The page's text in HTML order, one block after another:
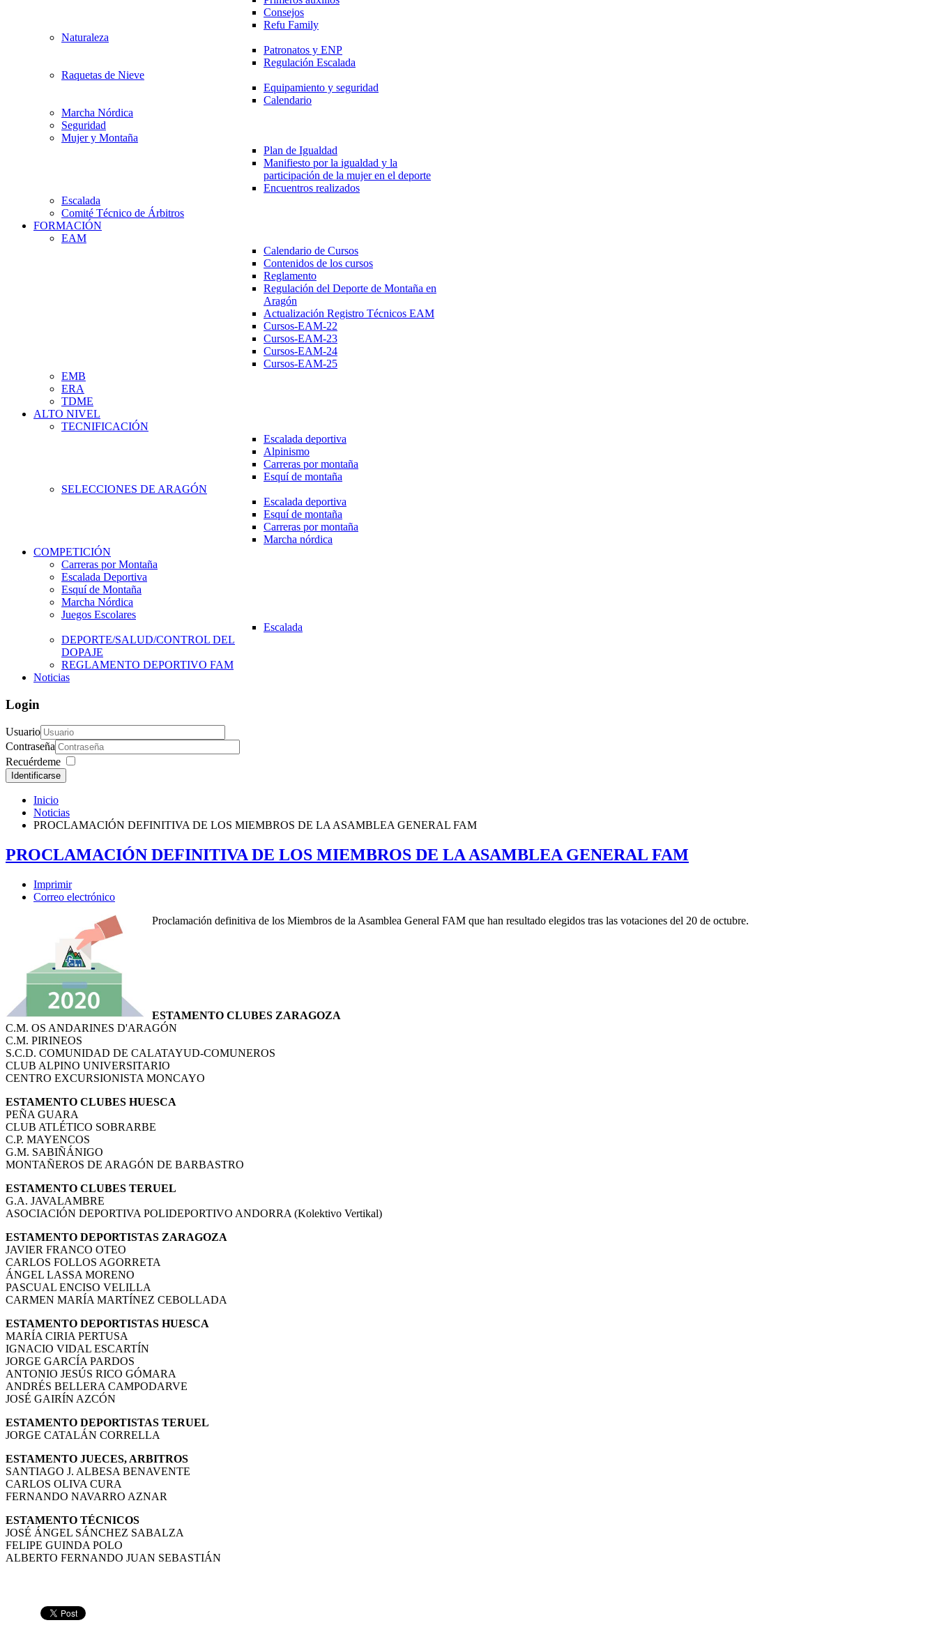
Consejos
Refu Family
Naturaleza
Patronatos y ENP
Regulación Escalada
Raquetas de Nieve
Equipamiento y seguridad
Calendario
Marcha Nórdica
Seguridad
Mujer y Montaña
Plan de Igualdad
Manifiesto por la igualdad y la
participación de la mujer en el deporte
Encuentros realizados
Escalada
Comité Técnico de Árbitros
FORMACIÓN
EAM
Calendario de Cursos
Contenidos de los cursos
Reglamento
Regulación del Deporte de Montaña en
Aragón
Actualización Registro Técnicos EAM
Cursos-EAM-22
Cursos-EAM-23
Cursos-EAM-24
Cursos-EAM-25
EMB
ERA
TDME
ALTO NIVEL
TECNIFICACIÓN
Escalada deportiva
Alpinismo
Carreras por montaña
Esquí de montaña
SELECCIONES DE ARAGÓN
Escalada deportiva
Esquí de montaña
Carreras por montaña
Marcha nórdica
COMPETICIÓN
Carreras por Montaña
Escalada Deportiva
Esquí de Montaña
Marcha Nórdica
Juegos Escolares
Escalada
DEPORTE/SALUD/CONTROL DEL
DOPAJE
REGLAMENTO DEPORTIVO FAM
Noticias
Login
Usuario
Contraseña
Recuérdeme
Identificarse
Inicio
Noticias
PROCLAMACIÓN DEFINITIVA DE LOS MIEMBROS DE LA ASAMBLEA GENERAL FAM
PROCLAMACIÓN DEFINITIVA DE LOS MIEMBROS DE LA ASAMBLEA GENERAL FAM
Imprimir
Correo electrónico
Proclamación definitiva de los Miembros de la Asamblea General FAM que han resultado elegidos tras las votaciones del 20 de octubre.
ESTAMENTO CLUBES ZARAGOZA
C.M. OS ANDARINES D'ARAGÓN
C.M. PIRINEOS
S.C.D. COMUNIDAD DE CALATAYUD-COMUNEROS
CLUB ALPINO UNIVERSITARIO
CENTRO EXCURSIONISTA MONCAYO
ESTAMENTO CLUBES HUESCA
PEÑA GUARA
CLUB ATLÉTICO SOBRARBE
C.P. MAYENCOS
G.M. SABIÑÁNIGO
MONTAÑEROS DE ARAGÓN DE BARBASTRO
ESTAMENTO CLUBES TERUEL
G.A. JAVALAMBRE
ASOCIACIÓN DEPORTIVA POLIDEPORTIVO ANDORRA (Kolektivo Vertikal)
ESTAMENTO DEPORTISTAS ZARAGOZA
JAVIER FRANCO OTEO
CARLOS FOLLOS AGORRETA
ÁNGEL LASSA MORENO
PASCUAL ENCISO VELILLA
CARMEN MARÍA MARTÍNEZ CEBOLLADA
ESTAMENTO DEPORTISTAS HUESCA
MARÍA CIRIA PERTUSA
IGNACIO VIDAL ESCARTÍN
JORGE GARCÍA PARDOS
ANTONIO JESÚS RICO GÓMARA
ANDRÉS BELLERA CAMPODARVE
JOSÉ GAIRÍN AZCÓN
ESTAMENTO DEPORTISTAS TERUEL
JORGE CATALÁN CORRELLA
ESTAMENTO JUECES, ARBITROS
SANTIAGO J. ALBESA BENAVENTE
CARLOS OLIVA CURA
FERNANDO NAVARRO AZNAR
ESTAMENTO TÉCNICOS
JOSÉ ÁNGEL SÁNCHEZ SABALZA
FELIPE GUINDA POLO
ALBERTO FERNANDO JUAN SEBASTIÁN